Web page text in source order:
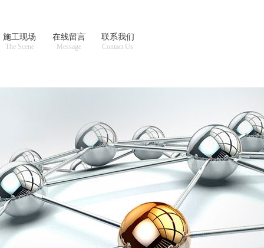
施工现场
The Scene
在线留言
Message
联系我们
Contact Us